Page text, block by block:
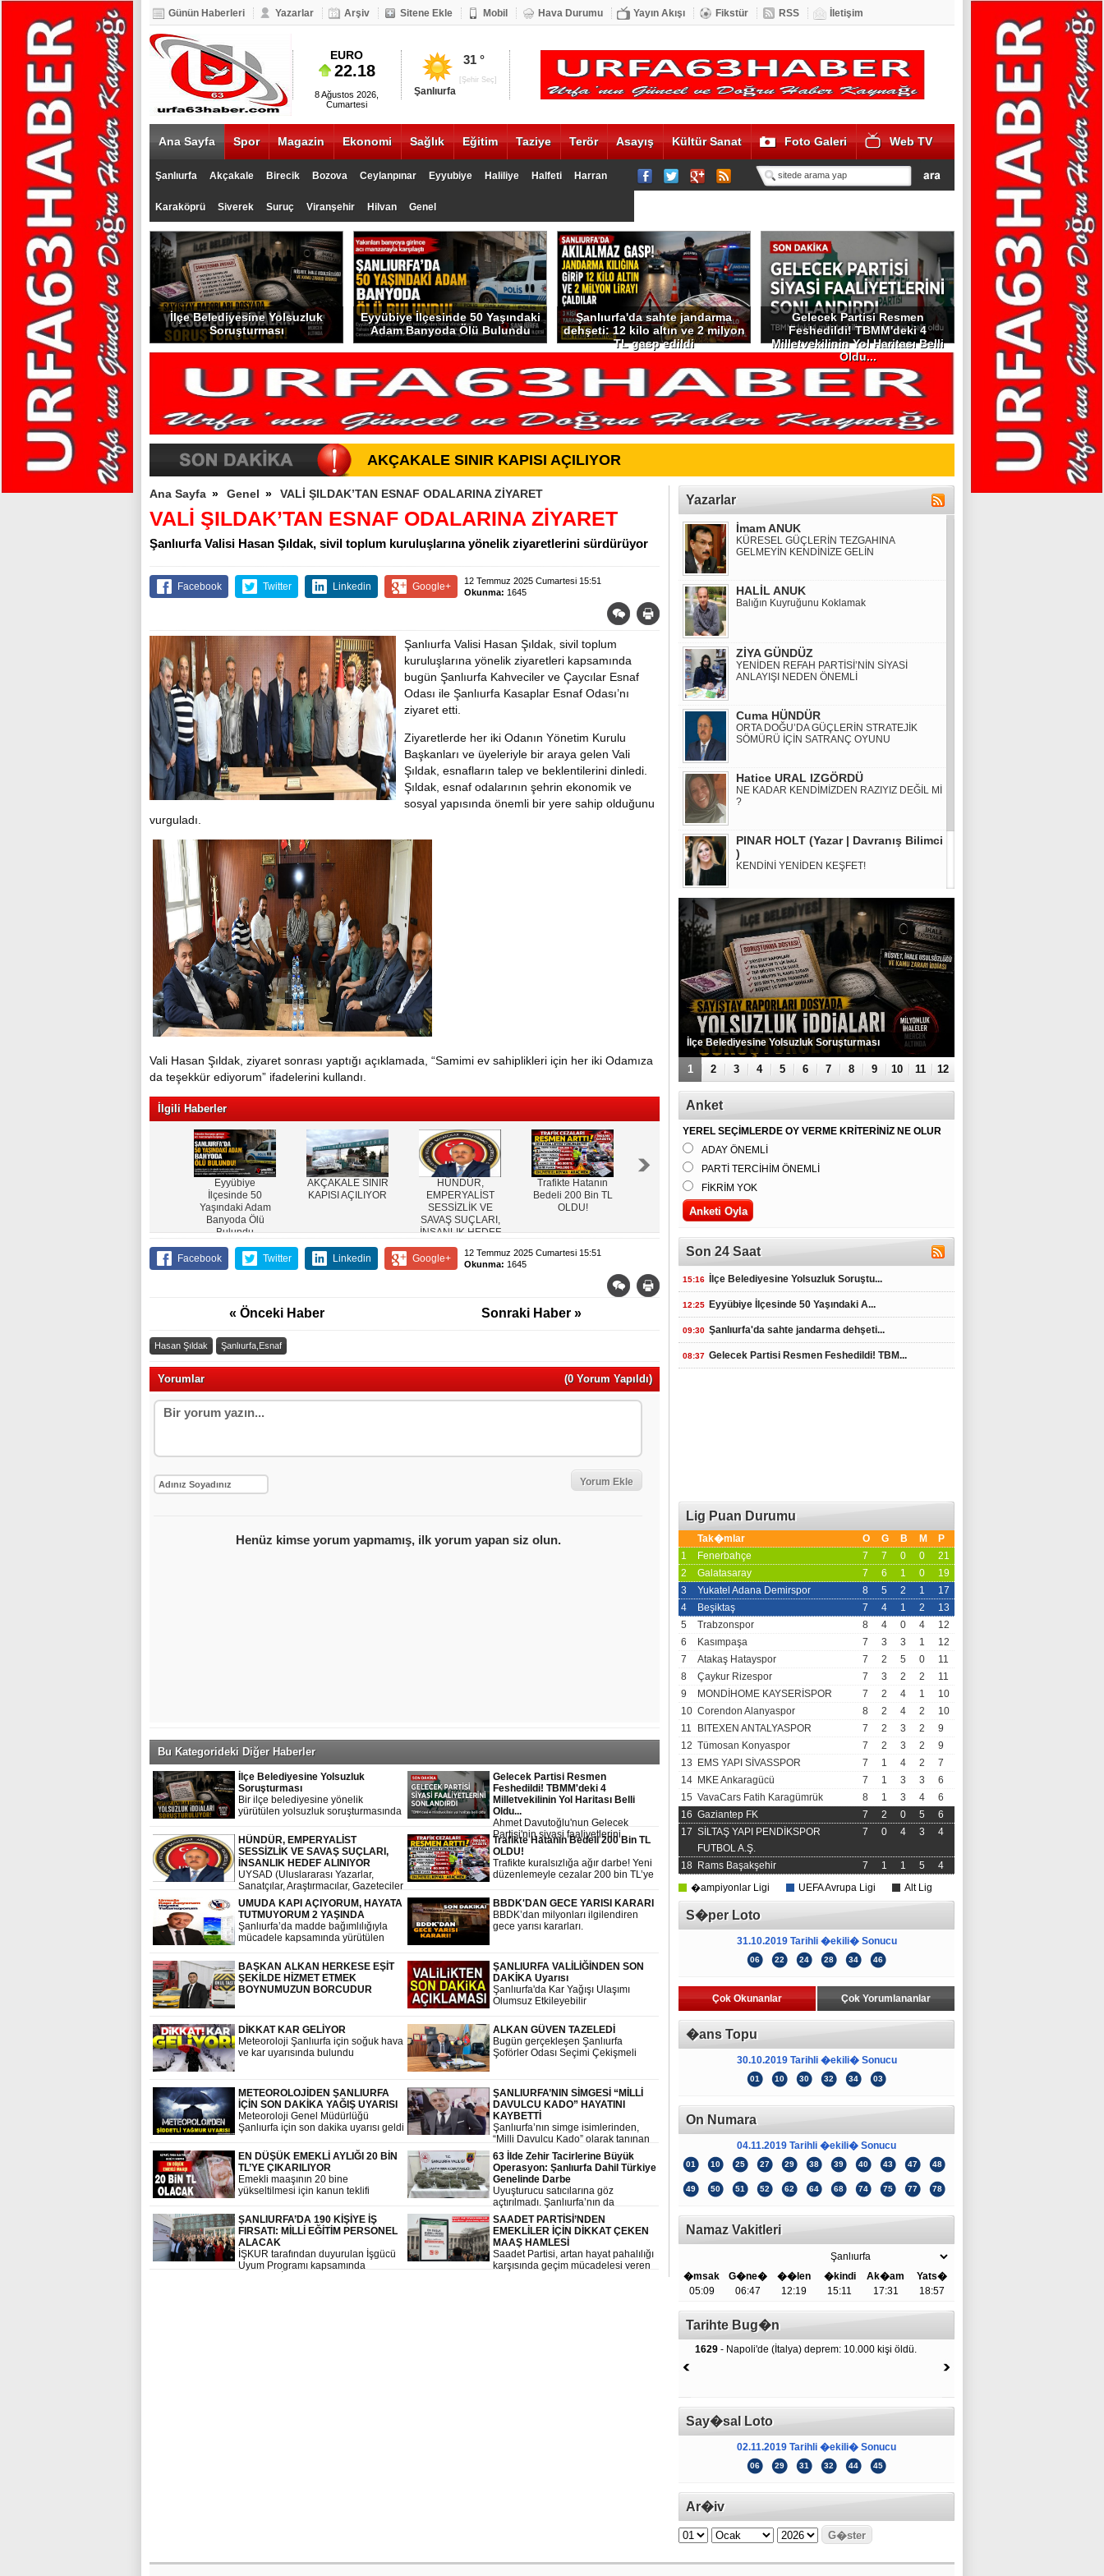
Günün Haberleri Yazarlar Arşiv Sitene Ekle Mobil Hava Durumu Yayın Akışı Fikstür RSS İletişim
BIST 100
5.093
EURO
22.18
DOLAR
20.17
ALTIN
1335
8 Ağustos 2026,
Cumartesi
Şanlıurfa
[Şehir Seç]
31 °
Ana Sayfa Spor Magazin Ekonomi Sağlık Eğitim Taziye Terör Asayış Kültür Sanat Foto Galeri Web TV
Şanlıurfa Akçakale Birecik Bozova Ceylanpınar Eyyubiye Haliliye Halfeti Harran
Karaköprü Siverek Suruç Viranşehir Hilvan Genel
İlçe Belediyesine Yolsuzluk
Soruşturması
Eyyübiye İlçesinde 50 Yaşındaki
Adam Banyoda Ölü Bulundu
Şanlıurfa'da sahte jandarma
dehşeti: 12 kilo altın ve 2 milyon
TL gasp edildi
Gelecek Partisi Resmen
Feshedildi! TBMM'deki 4
Milletvekilinin Yol Haritası Belli
Oldu...
AKÇAKALE SINIR KAPISI AÇILIYOR
Ana Sayfa » Genel » VALİ ŞILDAK’TAN ESNAF ODALARINA ZİYARET
VALİ ŞILDAK’TAN ESNAF ODALARINA ZİYARET
Şanlıurfa Valisi Hasan Şıldak, sivil toplum kuruluşlarına yönelik ziyaretlerini sürdürüyor
Facebook Twitter Linkedin Google+
12 Temmuz 2025 Cumartesi 15:51
Okunma: 1645
Şanlıurfa Valisi Hasan Şıldak, sivil toplum
kuruluşlarına yönelik ziyaretleri kapsamında
bugün Şanlıurfa Kahveciler ve Çaycılar Esnaf
Odası ile Şanlıurfa Kasaplar Esnaf Odası’nı
ziyaret etti.
Ziyaretlerde her iki Odanın Yönetim Kurulu
Başkanları ve üyeleriyle bir araya gelen Vali
Şıldak, esnafların talep ve beklentilerini dinledi.
Şıldak, esnaf odalarının şehrin ekonomik ve
sosyal yapısında önemli bir yere sahip olduğunu
vurguladı.
Vali Hasan Şıldak, ziyaret sonrası yaptığı açıklamada, “Samimi ev sahiplikleri için her iki Odamıza
da teşekkür ediyorum” ifadelerini kullandı.
İlgili Haberler
Eyyübiye
İlçesinde 50
Yaşındaki Adam
Banyoda Ölü
Bulundu
AKÇAKALE SINIR
KAPISI AÇILIYOR
HÜNDÜR,
EMPERYALİST
SESSİZLİK VE
SAVAŞ SUÇLARI,
İNSANLIK HEDEF
ALINIYOR
Trafikte Hatanın
Bedeli 200 Bin TL
OLDU!
Başkan
Çalınmadık İhtiyaç
Sahibi
Kalmayacak
BORCUDUR
Facebook Twitter Linkedin Google+
12 Temmuz 2025 Cumartesi 15:51
Okunma: 1645
« Önceki Haber Sonraki Haber »
Hasan Şıldak Şanlıurfa,Esnaf
(0 Yorum Yapıldı)
Yorumlar
Bu Kategorideki Diğer Haberler
İlçe Belediyesine Yolsuzluk
Soruşturması
Bir ilçe belediyesine yönelik
yürütülen yolsuzluk soruşturmasında
Soruşturma dosyasına Sayıştay
raporları, milyonlarca liralık ihaleler,
MASAK incelemeleri ve tanık
ifadeleri girdi.
Gelecek Partisi Resmen
Feshedildi! TBMM'deki 4
Milletvekilinin Yol Haritası Belli
Oldu...
Ahmet Davutoğlu'nun Gelecek
Partisi'nin siyasi faaliyetlerini
sonlandırdıklarını açıklamasının
ardından gözler TBMM'deki 4
Gelecek Partili milletvekiline çevrildi.
Selçuk Özdağ, milletvekillerinin Yeni
görevlerini sürdüreceğini duyurdu.
HÜNDÜR, EMPERYALİST
SESSİZLİK VE SAVAŞ SUÇLARI,
İNSANLIK HEDEF ALINIYOR
UYSAD (Uluslararası Yazarlar,
Sanatçılar, Araştırmacılar, Gazeteciler
Derneği) Genel Başkanı Cuma
Hündür,ABD, İsrail ve İran savaşına
ilişkin şok edici bir basın açıklaması
yaptı.
Trafikte Hatanın Bedeli 200 Bin TL
OLDU!
Trafikte kuralsızlığa ağır darbe! Yeni
düzenlemeyle cezalar 200 bin TL’ye
ehliyete el koyma uygulaması
başlatıldı.
UMUDA KAPI AÇIYORUM, HAYATA
TUTMUYORUM 2 YAŞINDA
Şanlıurfa’da madde bağımlılığıyla
mücadele kapsamında yürütülen
Tutunuyorum” projesi ikinci yılını
başarıyla tamamladı.
BBDK'DAN GECE YARISI KARARI
BBDK’dan milyonları ilgilendiren
gece yarısı kararları.
BAŞKAN ALKAN HERKESE EŞİT
ŞEKİLDE HİZMET ETMEK
BOYNUMUZUN BORCUDUR
ŞANLIURFA VALİLİĞİNDEN SON
DAKİKA Uyarısı
Şanlıurfa'da Kar Yağışı Ulaşımı
Olumsuz Etkileyebilir
DİKKAT KAR GELİYOR
Meteoroloji Şanlıurfa için soğuk hava
ve kar uyarısında bulundu
ALKAN GÜVEN TAZELEDİ
Bugün gerçekleşen Şanlıurfa
Şoförler Odası Seçimi Çekişmeli
METEOROLOJİDEN ŞANLIURFA
İÇİN SON DAKİKA YAĞIŞ UYARISI
Meteoroloji Genel Müdürlüğü
Şanlıurfa için son dakika uyarısı geldi
ŞANLIURFA’NIN SİMGESİ “MİLLİ
DAVULCU KADO” HAYATINI
KAYBETTİ
Şanlıurfa’nın simge isimlerinden,
“Milli Davulcu Kado” olarak tanınan
Kadir Eğlence hayatını kaybetti.
EN DÜŞÜK EMEKLİ AYLIĞI 20 BİN
TL’YE ÇIKARILIYOR
Emekli maaşının 20 bine
yükseltilmesi için kanun teklifi
sunludu
63 İlde Zehir Tacirlerine Büyük
Operasyon: Şanlıurfa Dahil Türkiye
Genelinde Darbe
Uyuşturucu satıcılarına göz
açtırılmadı. Şanlıurfa’nın da
aralarında bulunduğu 63 ilde
jandarma ekiplerince düzenlenen
geniş çaplı operasyonlarda tonlarca
uyuşturucu ele geçirildi, yüzlerce
şüpheli yakalandı.
ŞANLIURFA’DA 190 KİŞİYE İŞ
FIRSATI: MİLLİ EĞİTİM PERSONEL
ALACAK
İŞKUR tarafından duyurulan İşgücü
Uyum Programı kapsamında
SAADET PARTİSİ’NDEN
EMEKLİLER İÇİN DİKKAT ÇEKEN
MAAŞ HAMLESİ
Saadet Partisi, artan hayat pahalılığı
karşısında geçim mücadelesi veren
Yazarlar
İmam ANUK
KÜRESEL GÜÇLERİN TEZGAHINA
GELMEYİN KENDİNİZE GELİN
HALİL ANUK
Balığın Kuyruğunu Koklamak
ZİYA GÜNDÜZ
YENİDEN REFAH PARTİSİ’NİN SİYASİ
ANLAYIŞI NEDEN ÖNEMLİ
Cuma HÜNDÜR
ORTA DOĞU’DA GÜÇLERİN STRATEJİK
SÖMÜRÜ İÇİN SATRANÇ OYUNU
Hatice URAL IZGÖRDÜ
NE KADAR KENDİMİZDEN RAZIYIZ DEĞİL Mİ
?
PINAR HOLT (Yazar | Davranış Bilimci
)
KENDİNİ YENİDEN KEŞFET!
MURAT KÜÇÜK
SMA HASTALIĞINA KARŞI DEVLET DESTEĞİ
ŞART
Eyyübiye İlçesinde 50 Yaşındaki Adam Banyoda Ölü
Bulundu
1 2 3 4 5 6 7 8 9 10 11 12
Anket
YEREL SEÇİMLERDE OY VERME KRİTERİNİZ NE OLUR
ADAY ÖNEMLİ
PARTİ TERCİHİM ÖNEMLİ
FİKRİM YOK
Son 24 Saat
15:16 İlçe Belediyesine Yolsuzluk Soruştu...
12:25 Eyyübiye İlçesinde 50 Yaşındaki A...
09:30 Şanlıurfa'da sahte jandarma dehşeti...
08:37 Gelecek Partisi Resmen Feshedildi! TBM...
Lig Puan Durumu
Tak�mlar O G B M
P
1
Fenerbahçe 7 7 0 0
21
2
Galatasaray 7 6 1 0
19
3
Yukatel Adana Demirspor 8 5 2 1
17
4
Beşiktaş 7 4 1 2
13
5
Trabzonspor 8 4 0 4
12
6
Kasımpaşa 7 3 3 1
12
7
Atakaş Hatayspor 7 2 5 0
11
8
Çaykur Rizespor 7 3 2 2
11
9
MONDİHOME KAYSERİSPOR 7 2 4 1
10
10 Corendon Alanyaspor 8 2 4 2
10
11
BITEXEN ANTALYASPOR 7 2 3 2
9
12 Tümosan Konyaspor 7 2 3 2
9
13
EMS YAPI SİVASSPOR 7 1 4 2
7
14 MKE Ankaragücü 7 1 3 3
6
15 VavaCars Fatih Karagümrük 8 1 3 4
6
16 Gaziantep FK 7 2 0 5
6
17 SİLTAŞ YAPI PENDİKSPOR
FUTBOL A.Ş.
7 0 4 3 4
18 Rams Başakşehir 7 1 1 5
4
�ampiyonlar Ligi
UEFA Avrupa Ligi Alt Lig
S�per Loto
31.10.2019 Tarihli �ekili� Sonucu
06 22 24 28 34 46
Çok Okunanlar Çok Yorumlananlar
�ans Topu
30.10.2019 Tarihli �ekili� Sonucu
01 10 30 32 34 03
On Numara
04.11.2019 Tarihli �ekili� Sonucu
01 10 25 27 29 38 39 40 43 47 48
49 50 51 52 62 64 68 74 75 77 78
Namaz Vakitleri
�msak
05:09
G�ne�
06:47
��len
12:19
�kindi
15:11
Ak�am
17:31
Yats�
18:57
Tarihte Bug�n
1629 - Napoli'de (İtalya) deprem: 10.000 kişi öldü.
Say�sal Loto
02.11.2019 Tarihli �ekili� Sonucu
06 29 31 32 44 45
Ar�iv